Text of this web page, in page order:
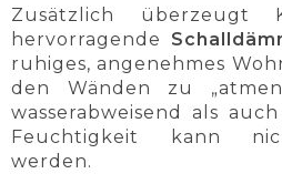
Zusätzlich überzeugt
hervorragende
ruhiges, angenehmes
den Wänden zu
wasserabweisend als
Feuchtigkeit kann
werden.